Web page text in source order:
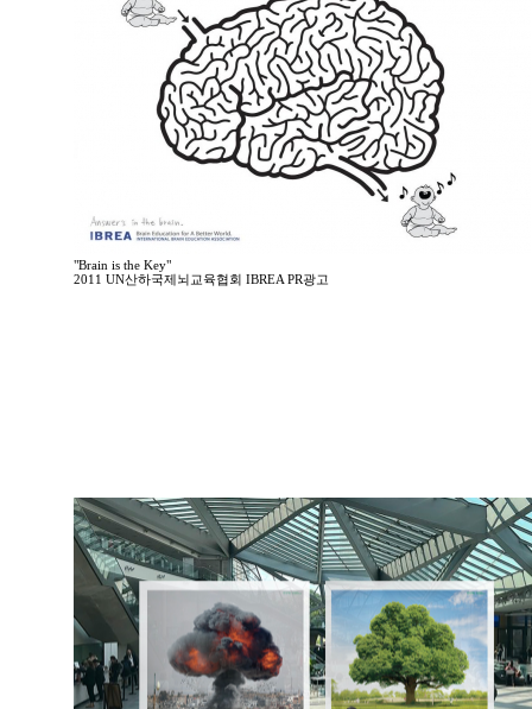
"Brain is the Key"
2011 UN산하국제뇌교육협회 IBREA PR광고